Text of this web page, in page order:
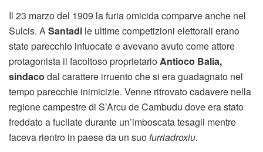
Il 23 marzo del 1909 la furia omicida comparve anche nel
Sulcis. ASantadi le ultime competizioni elettorali erano
state parecchio infuocate e avevano avuto come attore
protagonista il facoltoso proprietarioAntioco Balia,
sindaco dal carattere irruento che si era guadagnato nel
tempo parecchie inimicizie. Venne ritrovato cadavere nella
regione campestre di S’Arcu de Cambudu dove era stato
freddato a fucilate durante un’imboscata tesagli mentre
faceva rientro in paese da un suofurriadroxiu.